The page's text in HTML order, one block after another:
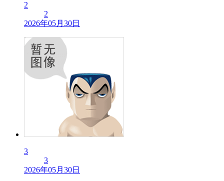
2
2
2026年05月30日
3
3
2026年05月30日